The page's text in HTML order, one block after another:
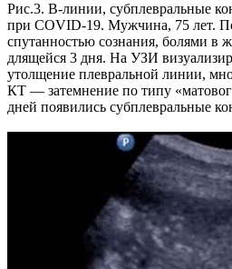
Рис.3. В-линии, субплевральные
при COVID-19. Мужчина, 75 лет.
спутанностью сознания, болями в
длящейся 3 дня. На УЗИ
утолщение плевральной линии,
КТ — затемнение по типу
дней появились субплевральные